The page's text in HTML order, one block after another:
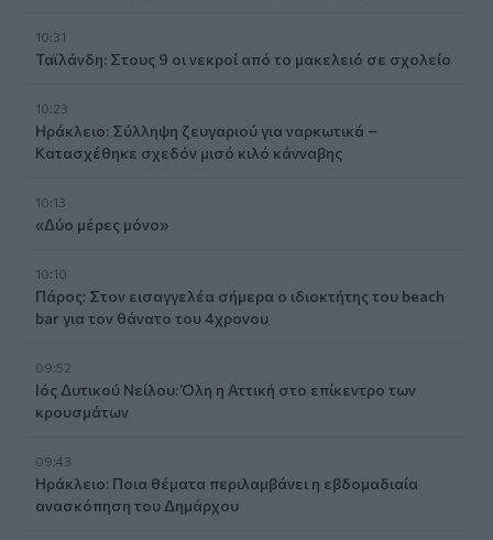
10:31
Ταϊλάνδη: Στους 9 οι νεκροί από το μακελειό σε σχολείο
10:23
Ηράκλειο: Σύλληψη ζευγαριού για ναρκωτικά –
Κατασχέθηκε σχεδόν μισό κιλό κάνναβης
10:13
«Δύο μέρες μόνο»
10:10
Πάρος: Στον εισαγγελέα σήμερα ο ιδιοκτήτης του beach
bar για τον θάνατο του 4χρονου
09:52
Ιός Δυτικού Νείλου: Όλη η Αττική στο επίκεντρο των
κρουσμάτων
09:43
Ηράκλειο: Ποια θέματα περιλαμβάνει η εβδομαδιαία
ανασκόπηση του Δημάρχου